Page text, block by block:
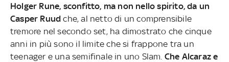
Holger Rune, sconfitto, ma non nello spirito, da un
Casper Ruud che, al netto di un comprensibile
tremore nel secondo set, ha dimostrato che cinque
anni in più sono il limite che si frappone tra un
teenager e una semifinale in uno Slam. Che Alcaraz e